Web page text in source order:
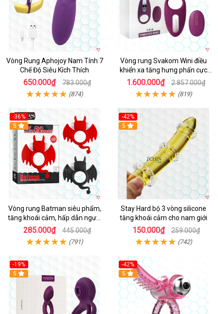
Vòng Rung Aphojoy Nam Tính 7
Chế Độ Siêu Kích Thích
650.000₫ 783.000₫
(874)
Vòng rung Svakom Wini điều
khiển xa tăng hưng phấn cực
đỉnh
1.600.000₫ 2.857.000₫
(819)
-36%
5
Vòng rung Batman siêu phẩm,
tăng khoái cảm, hấp dẫn người
dùng
285.000₫ 445.000₫
(791)
-42%
5
Stay Hard bộ 3 vòng silicone
tăng khoái cảm cho nam giới
150.000₫ 259.000₫
(742)
-19%
5
-42%
5